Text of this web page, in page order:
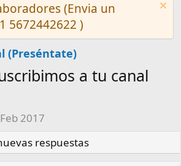
(Envia un
5672442622 )
(Preséntate)
a tu canal
2017
respuestas